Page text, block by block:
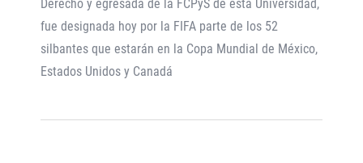
Derecho y egresada de la FCPyS de esta Universidad,
fue designada hoy por la FIFA parte de los 52
silbantes que estarán en la Copa Mundial de México,
Estados Unidos y Canadá